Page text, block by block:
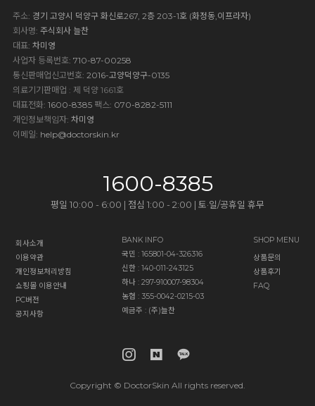
주소: 경기 고양시 덕양구 화신로267, 2층 203-1호 (화정동,이프라자)
회사명: 주식회사 늘찬
대표: 차미영
사업자 등록번호: 710-87-00258
통신판매업신고번호: 2016-고양덕양구-0135
의료기기판매업 : 제 덕양 1661호
대표전화: 1600-8385 팩스: 070-8282-5111
개인정보책임자: 차미영
이메일: help@doctorskin.kr
1600-8385
평일 10:00 - 6:00 | 점심 1:00 - 2:00 | 토·일/공휴일 휴무
회사소개
이용약관
개인정보처리방침
쇼핑몰 이용안내
PC버전
공지사항
BANK INFO
국민 : 165801-04-326316
신한 : 140-011-243125
하나 : 297-910007-98304
농협 : 355-0042-0215-03
예금주 : (주)늘찬
SHOP MENU
상품문의
상품후기
FAQ
Copyright © DoctorSkin All rights reserved.